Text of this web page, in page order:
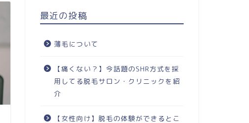
最近の投稿
薄毛について
【痛くない？】今話題のSHR方式を採
用してる脱毛サロン・クリニックを紹
介
【女性向け】脱毛の体験ができるとこ